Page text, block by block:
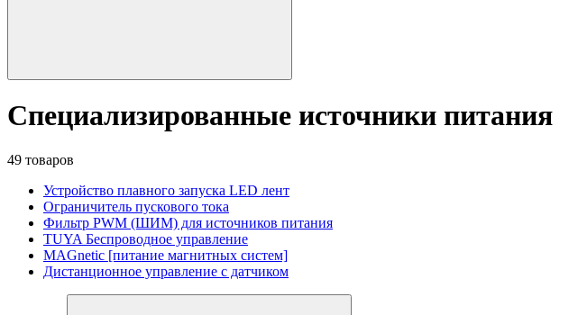
Специализированные источники питания
49 товаров
Устройство плавного запуска LED лент
Ограничитель пускового тока
Фильтр PWM (ШИМ) для источников питания
TUYA Беспроводное управление
MAGnetic [питание магнитных систем]
Дистанционное управление с датчиком